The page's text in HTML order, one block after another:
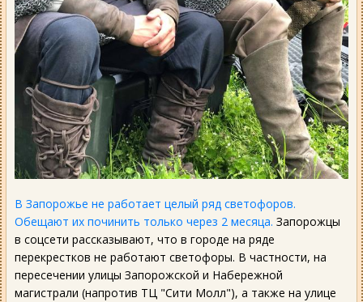
В Запорожье не работает целый ряд светофоров.
Обещают их починить только через 2 месяца. Запорожцы
в соцсети рассказывают, что в городе на ряде
перекрестков не работают светофоры. В частности, на
пересечении улицы Запорожской и Набережной
магистрали (напротив ТЦ "Сити Молл"), а также на улице